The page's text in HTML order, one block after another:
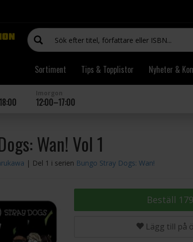
Sortiment Tips & Topplistor Nyheter &
12:00–17:00
Wan! Vol 1
| Del 1 i serien Bungo Stray Dogs: Wan!
Beställ
Lägg till på